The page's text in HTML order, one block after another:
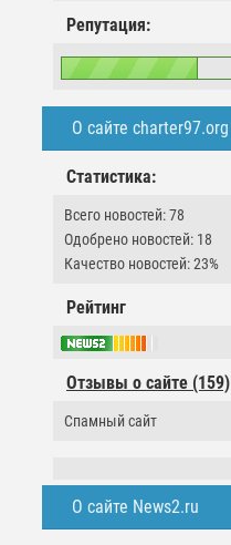
Репутация:
О сайте charter97.org
Статистика:
Всего новостей: 78
Одобрено новостей: 18
Качество новостей: 23%
Рейтинг
Отзывы о сайте (159)
Спамный сайт
О сайте News2.ru